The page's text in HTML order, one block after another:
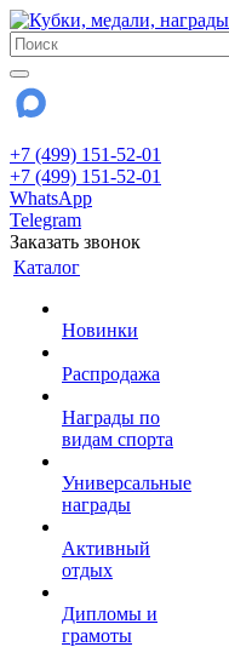
+7 (499) 151-52-01
+7 (499) 151-52-01
WhatsApp
Telegram
Заказать звонок
Каталог
Новинки
Распродажа
Награды по
видам спорта
Универсальные
награды
Активный
отдых
Дипломы и
грамоты